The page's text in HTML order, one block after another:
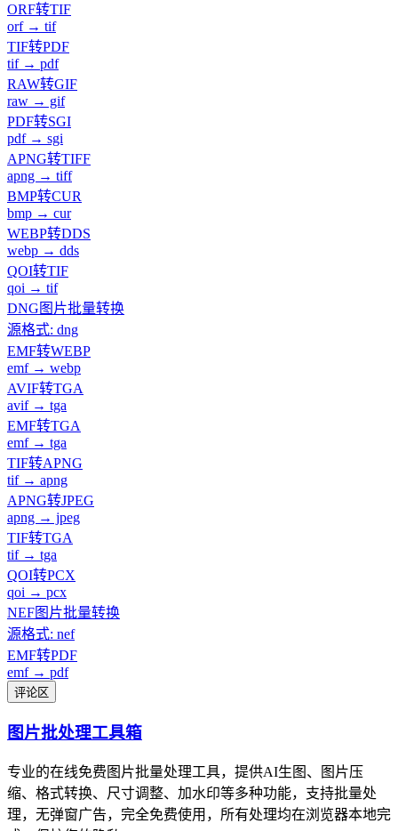
ORF转TIF
orf → tif
TIF转PDF
tif → pdf
RAW转GIF
raw → gif
PDF转SGI
pdf → sgi
APNG转TIFF
apng → tiff
BMP转CUR
bmp → cur
WEBP转DDS
webp → dds
QOI转TIF
qoi → tif
DNG图片批量转换
源格式: dng
EMF转WEBP
emf → webp
AVIF转TGA
avif → tga
EMF转TGA
emf → tga
TIF转APNG
tif → apng
APNG转JPEG
apng → jpeg
TIF转TGA
tif → tga
QOI转PCX
qoi → pcx
NEF图片批量转换
源格式: nef
EMF转PDF
emf → pdf
评论区
图片批处理工具箱
专业的在线免费图片批量处理工具，提供AI生图、图片压
缩、格式转换、尺寸调整、加水印等多种功能，支持批量处
理，无弹窗广告，完全免费使用，所有处理均在浏览器本地完